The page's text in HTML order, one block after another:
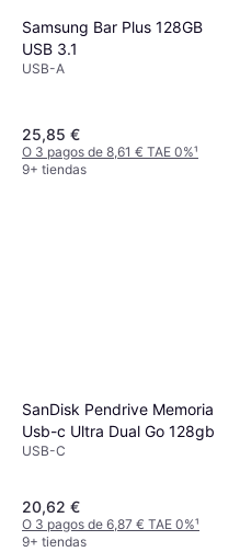
Samsung Bar Plus 128GB
USB 3.1
USB-A
25,85 €
O 3 pagos de 8,61 € TAE 0%¹
9+ tiendas
SanDisk Pendrive Memoria
Usb-c Ultra Dual Go 128gb
USB-C
20,62 €
O 3 pagos de 6,87 € TAE 0%¹
9+ tiendas